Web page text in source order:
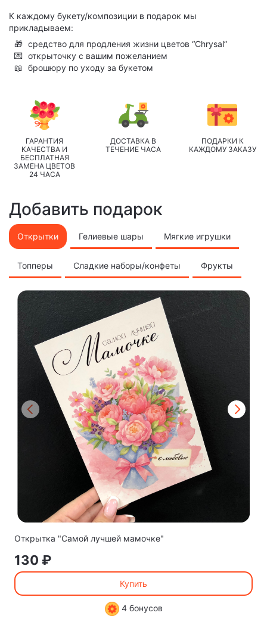
К каждому букету/композиции в подарок мы
прикладываем:
🎁 средство для продления жизни цветов “Chrysal”
💌 открыточку с вашим пожеланием
📖 брошюру по уходу за букетом
ГАРАНТИЯ
КАЧЕСТВА И
БЕСПЛАТНАЯ
ЗАМЕНА ЦВЕТОВ
24 ЧАСА
ДОСТАВКА В
ТЕЧЕНИЕ ЧАСА
ПОДАРКИ К
КАЖДОМУ ЗАКАЗУ
Добавить подарок
Открытки Гелиевые шары Мягкие игрушки
Топперы Сладкие наборы/конфеты Фрукты
Открытка "Самой лучшей мамочке"
130 ₽
Купить
4 бонусов